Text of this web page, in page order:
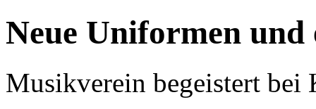
Neue Uniformen
Musikverein begeistert bei